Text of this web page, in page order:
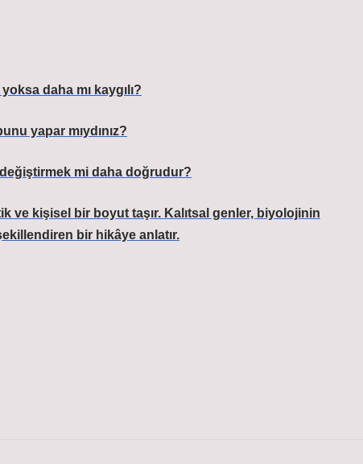
daha mı kaygılı?
yapar mıydınız?
değiştirmek mi daha doğrudur?
ve kişisel bir boyut taşır. Kalıtsal genler, biyolojinin
bir hikâye anlatır.